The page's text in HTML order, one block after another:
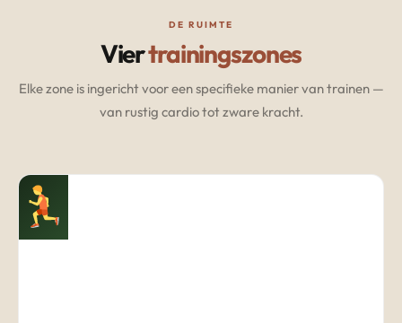
DE RUIMTE
Viertrainingszones
Elke zone is ingericht voor een specifieke manier van trainen —
van rustig cardio tot zware kracht.